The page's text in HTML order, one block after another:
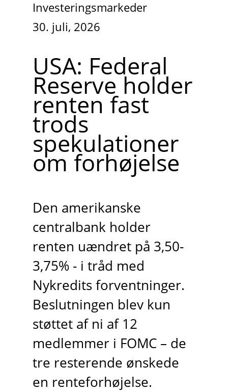
Investeringsmarkeder
30. juli, 2026
USA: Federal
Reserve holder
renten fast
trods
spekulationer
om forhøjelse
Den amerikanske
centralbank holder
renten uændret på 3,50-
3,75% - i tråd med
Nykredits forventninger.
Beslutningen blev kun
støttet af ni af 12
medlemmer i FOMC – de
tre resterende ønskede
en renteforhøjelse.